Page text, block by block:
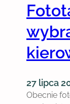
r
a
c
j
ę
c
i
27 lipca
Obecnie